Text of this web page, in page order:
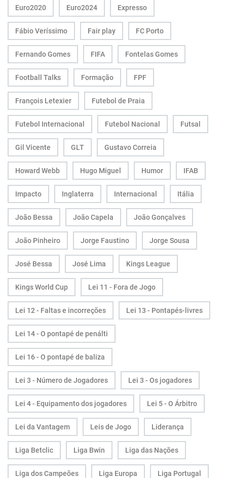
Euro2020 Euro2024 Expresso
Fábio Veríssimo Fair play FC Porto
Fernando Gomes FIFA Fontelas Gomes
Football Talks Formação FPF
François Letexier Futebol de Praia
Futebol Internacional Futebol Nacional Futsal
Gil Vicente GLT Gustavo Correia
Howard Webb Hugo Miguel Humor IFAB
Impacto Inglaterra Internacional Itália
João Bessa João Capela João Gonçalves
João Pinheiro Jorge Faustino Jorge Sousa
José Bessa José Lima Kings League
Kings World Cup Lei 11 - Fora de Jogo
Lei 12 - Faltas e incorreções Lei 13 - Pontapés-livres
Lei 14 - O pontapé de penálti
Lei 16 - O pontapé de baliza
Lei 3 - Número de Jogadores Lei 3 - Os jogadores
Lei 4 - Equipamento dos jogadores Lei 5 - O Árbitro
Lei da Vantagem Leis de Jogo Liderança
Liga Betclic Liga Bwin Liga das Nações
Liga dos Campeões Liga Europa Liga Portugal